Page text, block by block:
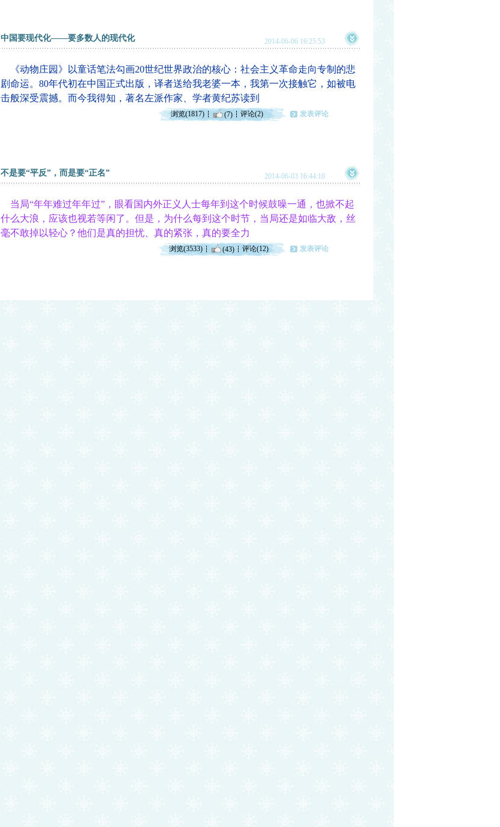
中国要现代化——要多数人的现代化 2014-06-06 16:25:53
《动物庄园》以童话笔法勾画20世纪世界政治的核心：社会主义革命走向专制的悲
剧命运。80年代初在中国正式出版，译者送给我老婆一本，我第一次接触它，如被电
击般深受震撼。而今我得知，著名左派作家、学者黄纪苏读到
浏览(1817) (7) 评论(2) 发表评论
不是要“平反”，而是要“正名” 2014-06-03 16:44:10
当局“年年难过年年过”，眼看国内外正义人士每年到这个时候鼓噪一通，也掀不起
什么大浪，应该也视若等闲了。但是，为什么每到这个时节，当局还是如临大敌，丝
毫不敢掉以轻心？他们是真的担忧、真的紧张，真的要全力
浏览(3533) (43) 评论(12) 发表评论